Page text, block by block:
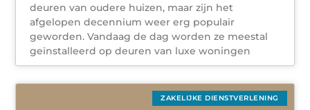
deuren van oudere huizen, maar zijn het
afgelopen decennium weer erg populair
geworden. Vandaag de dag worden ze meestal
geïnstalleerd op deuren van luxe woningen
ZAKELIJKE DIENSTVERLENING